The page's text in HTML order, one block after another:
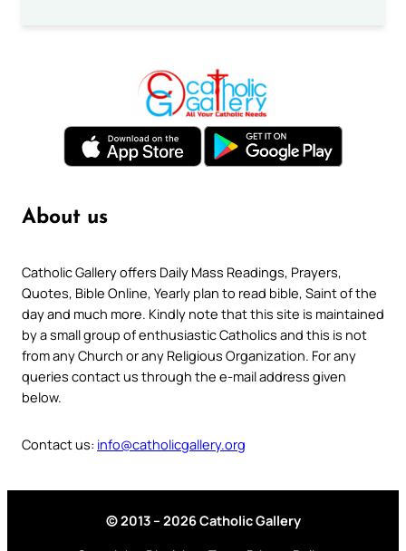
About us
Catholic Gallery offers Daily Mass Readings, Prayers,
Quotes, Bible Online, Yearly plan to read bible, Saint of the
day and much more. Kindly note that this site is maintained
by a small group of enthusiastic Catholics and this is not
from any Church or any Religious Organization. For any
queries contact us through the e-mail address given
below.
Contact us: info@catholicgallery.org
© 2013 – 2026 Catholic Gallery